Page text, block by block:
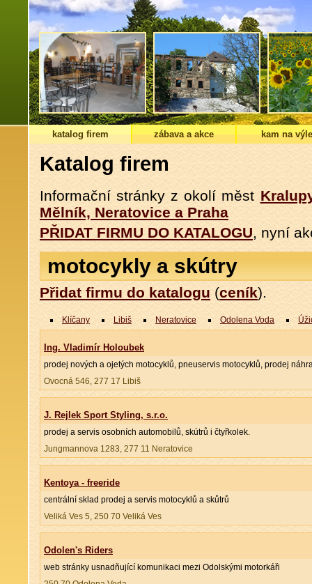
katalog firem zábava a akce kam na
Katalog firem
Informační stránky z okolí měst
Mělník, Neratovice a Praha
PŘIDAT FIRMU DO KATALOGU, nyní
motocykly a skútry
Přidat firmu do katalogu (ceník).
Klíčany Libiš Neratovice Odolena Voda
Ing. Vladimír Holoubek
prodej nových a ojetých motocyklů, pneuservis motocyklů, prodej
Ovocná 546, 277 17 Libiš
J. Rejlek Sport Styling, s.r.o.
prodej a servis osobních automobilů, skútrů i čtyřkolek.
Jungmannova 1283, 277 11 Neratovice
Kentoya - freeride
centrální sklad prodej a servis motocyklů a skůtrů
Veliká Ves 5, 250 70 Veliká Ves
Odolen's Riders
web stránky usnadňující komunikaci mezi Odolskými motorkáři